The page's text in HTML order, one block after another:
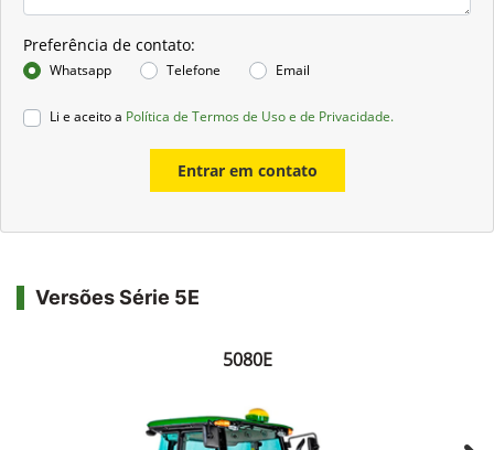
Preferência de contato:
Whatsapp Telefone Email
Li e aceito a Política de Termos de Uso e de Privacidade.
Entrar em contato
Versões Série 5E
5080E